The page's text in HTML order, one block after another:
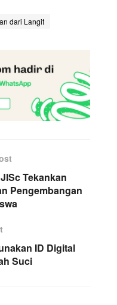
dari Langit
Tekankan
Pengembangan
ID Digital
Suci